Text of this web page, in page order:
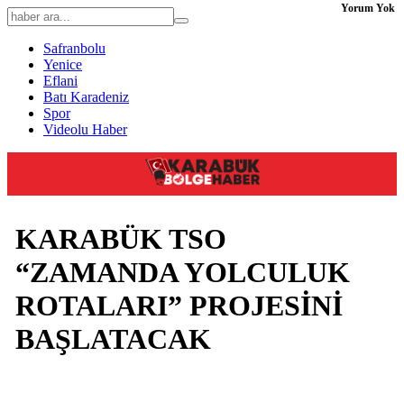
Safranbolu
Yenice
Eflani
Batı Karadeniz
Spor
Videolu Haber
KARABÜK TSO
“ZAMANDA YOLCULUK
ROTALARI” PROJESİNİ
BAŞLATACAK
Yorum Yok